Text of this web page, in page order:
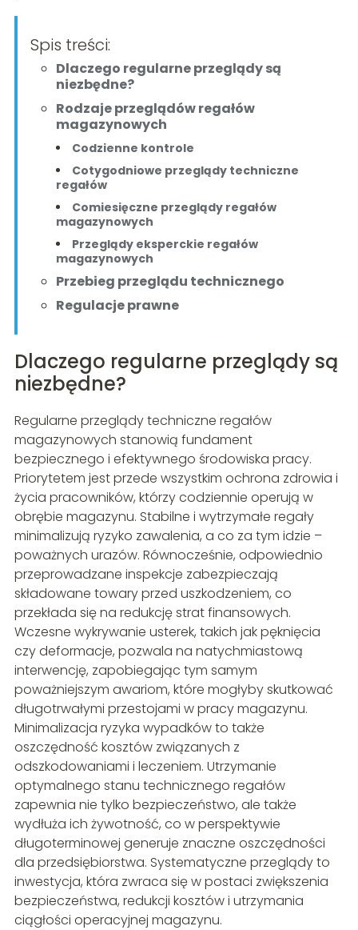
Spis treści:
Dlaczego regularne przeglądy są
niezbędne?
Rodzaje przeglądów regałów
magazynowych
Codzienne kontrole
Cotygodniowe przeglądy techniczne
regałów
Comiesięczne przeglądy regałów
magazynowych
Przeglądy eksperckie regałów
magazynowych
Przebieg przeglądu technicznego
Regulacje prawne
Dlaczego regularne przeglądy są
niezbędne?
Regularne przeglądy techniczne regałów
magazynowych stanowią fundament
bezpiecznego i efektywnego środowiska pracy.
Priorytetem jest przede wszystkim ochrona zdrowia i
życia pracowników, którzy codziennie operują w
obrębie magazynu. Stabilne i wytrzymałe regały
minimalizują ryzyko zawalenia, a co za tym idzie –
poważnych urazów. Równocześnie, odpowiednio
przeprowadzane inspekcje zabezpieczają
składowane towary przed uszkodzeniem, co
przekłada się na redukcję strat finansowych.
Wczesne wykrywanie usterek, takich jak pęknięcia
czy deformacje, pozwala na natychmiastową
interwencję, zapobiegając tym samym
poważniejszym awariom, które mogłyby skutkować
długotrwałymi przestojami w pracy magazynu.
Minimalizacja ryzyka wypadków to także
oszczędność kosztów związanych z
odszkodowaniami i leczeniem. Utrzymanie
optymalnego stanu technicznego regałów
zapewnia nie tylko bezpieczeństwo, ale także
wydłuża ich żywotność, co w perspektywie
długoterminowej generuje znaczne oszczędności
dla przedsiębiorstwa. Systematyczne przeglądy to
inwestycja, która zwraca się w postaci zwiększenia
bezpieczeństwa, redukcji kosztów i utrzymania
ciągłości operacyjnej magazynu.